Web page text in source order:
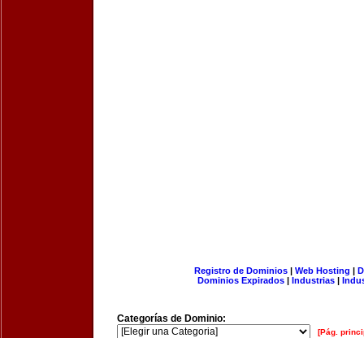
Registro de Dominios| Web Hosting |
Dominios Expirados | Industrias |
Categorías de Dominio:
[Pág.